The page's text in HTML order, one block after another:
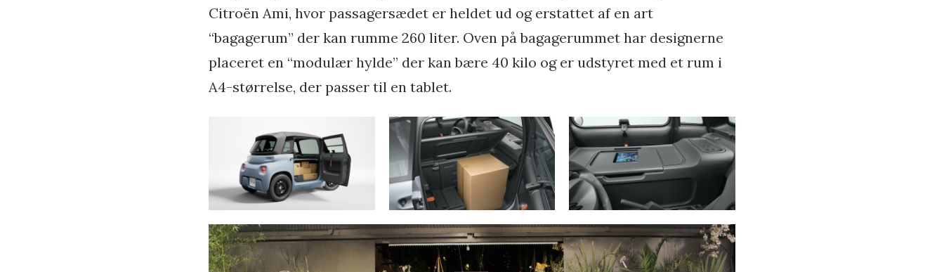
Citroën Ami, hvor passagersædet er heldet ud og erstattet af en art
“bagagerum” der kan rumme 260 liter. Oven på bagagerummet har designerne
placeret en “modulær hylde” der kan bære 40 kilo og er udstyret med et rum i
A4-størrelse, der passer til en tablet.